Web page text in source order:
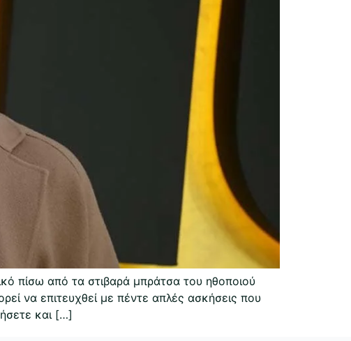
πίσω από τα στιβαρά μπράτσα του ηθοποιού
να επιτευχθεί με πέντε απλές ασκήσεις που
και […]